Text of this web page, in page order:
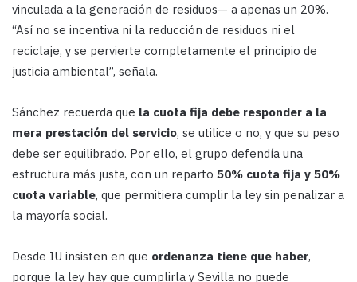
vinculada a la generación de residuos— a apenas un 20%.
“Así no se incentiva ni la reducción de residuos ni el
reciclaje, y se pervierte completamente el principio de
justicia ambiental”, señala.
Sánchez recuerda que la cuota fija debe responder a la
mera prestación del servicio, se utilice o no, y que su peso
debe ser equilibrado. Por ello, el grupo defendía una
estructura más justa, con un reparto 50% cuota fija y 50%
cuota variable, que permitiera cumplir la ley sin penalizar a
la mayoría social.
Desde IU insisten en que ordenanza tiene que haber,
porque la ley hay que cumplirla y Sevilla no puede